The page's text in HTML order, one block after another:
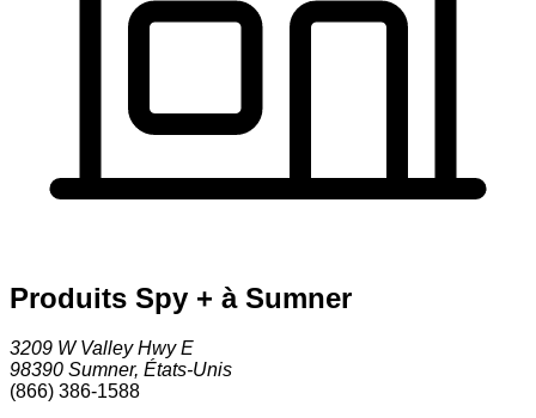
Produits Spy + à Sumner
3209 W Valley Hwy E
98390 Sumner, États-Unis
(866) 386-1588